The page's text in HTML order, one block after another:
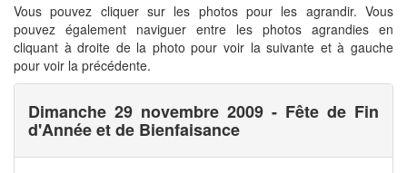
Vous pouvez cliquer sur les photos pour les agrandir. Vous
pouvez également naviguer entre les photos agrandies en
cliquant à droite de la photo pour voir la suivante et à gauche
pour voir la précédente.
Dimanche 29 novembre 2009 - Fête de Fin
d'Année et de Bienfaisance